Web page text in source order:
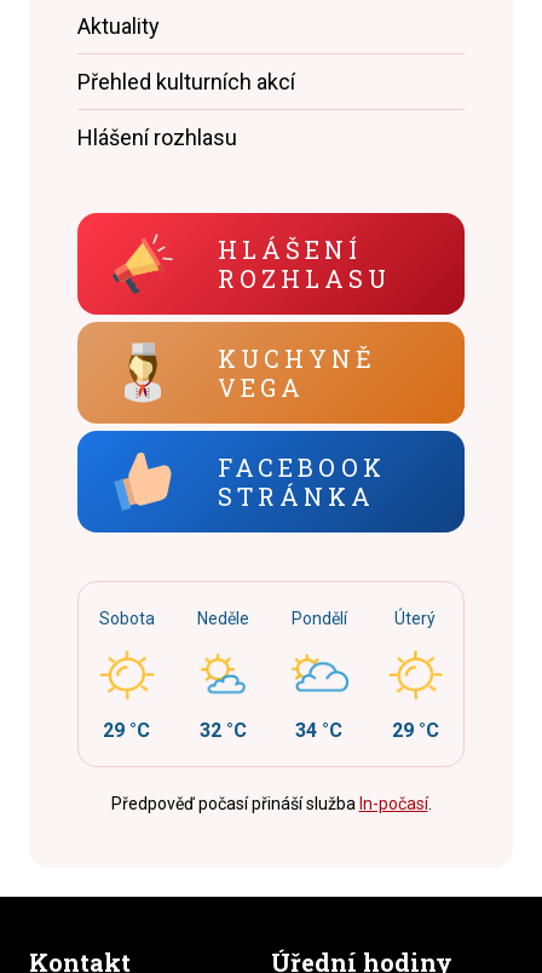
Aktuality
Přehled kulturních akcí
Hlášení rozhlasu
HLÁŠENÍ
ROZHLASU
KUCHYNĚ
VEGA
FACEBOOK
STRÁNKA
Sobota
29 °C
Neděle
32 °C
Pondělí
34 °C
Úterý
29 °C
Předpověď počasí přináší služba In-počasí.
Kontakt Úřední hodiny